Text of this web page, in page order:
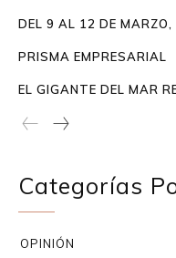
DEL 9 AL 12 DE MARZO,
PRISMA EMPRESARIAL
EL GIGANTE DEL MAR
Categorías
OPINIÓN